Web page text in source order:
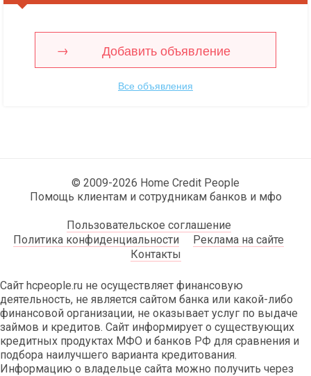
Добавить объявление
Все объявления
© 2009-2026 Home Credit People
Помощь клиентам и сотрудникам банков и мфо
Пользовательское соглашение
Политика конфиденциальности
Реклама на сайте
Контакты
Сайт hcpeople.ru не осуществляет финансовую
деятельность, не является сайтом банка или какой-либо
финансовой организации, не оказывает услуг по выдаче
займов и кредитов. Сайт информирует о существующих
кредитных продуктах МФО и банков РФ для сравнения и
подбора наилучшего варианта кредитования.
Информацию о владельце сайта можно получить через